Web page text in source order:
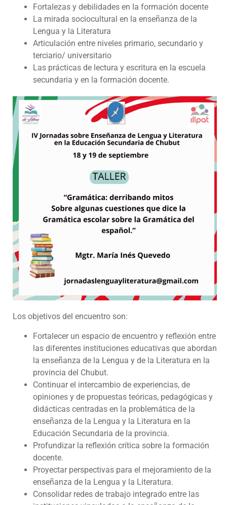
Fortalezas y debilidades en la formación docente
La mirada sociocultural en la enseñanza de la
Lengua y la Literatura
Articulación entre niveles primario, secundario y
terciario/ universitario
Las prácticas de lectura y escritura en la escuela
secundaria y en la formación docente.
Los objetivos del encuentro son:
Fortalecer un espacio de encuentro y reflexión entre
las diferentes instituciones educativas que abordan
la enseñanza de la Lengua y de la Literatura en la
provincia del Chubut.
Continuar el intercambio de experiencias, de
opiniones y de propuestas teóricas, pedagógicas y
didácticas centradas en la problemática de la
enseñanza de la Lengua y la Literatura en la
Educación Secundaria de la provincia.
Profundizar la reflexión crítica sobre la formación
docente.
Proyectar perspectivas para el mejoramiento de la
enseñanza de la Lengua y la Literatura.
Consolidar redes de trabajo integrado entre las